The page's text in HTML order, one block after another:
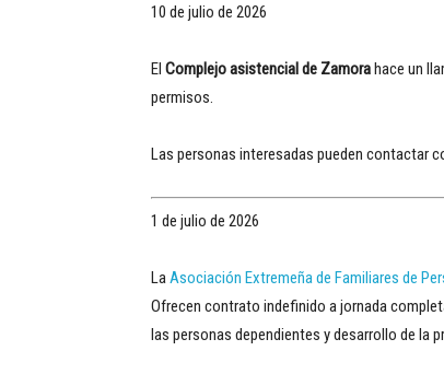
10 de julio de 2026
El Complejo asistencial de Zamorahace un
permisos.
Las personas interesadas pueden contactar
1 de julio de 2026
LaAsociación Extremeña de Familiares de
Ofrecen contrato indefinido a jornada
las personas dependientes y desarrollo de la